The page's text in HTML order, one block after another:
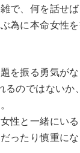
で、何を話せ
為に本命女性
を振る勇気が
るのではないか
性と一緒にい
ったり慎重にな